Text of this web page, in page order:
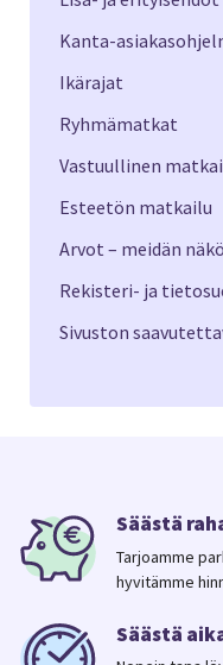
Kanta-
Ikärajat
Ryhmämatkat
Vastuullinen
Esteetön matkailu
Arvot – meidän
Rekisteri- ja
Sivuston
Legolandiin
Kolmårdenin
Joustava
Matkat, jotka
tapahtumalipun
Erikoismatkat
Näiden matkojen
yleisiä
erityisehtoja.
kautta.
Säästä
Tarjoamme
hyvitämme
Säästä